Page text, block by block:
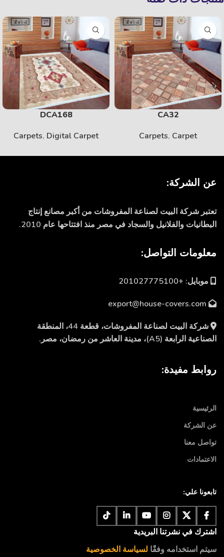
CA32
Carpets, Carpet
DCA168
Carpets, Digital Carpet
عن الشركة:
تعتبر شركة البيت لصناعة المفروشات من أكبر مصانع إنتاج
البطانيات والفلانيل والسجاد في مصر منذ افتتاحها عام 2010.
معلومات التواصل:
موبايل: +201027775100
شركة البيت لصناعة المفروشات، قطعة 44، المنطقة
الصناعية الرابعة (A5)، مدينة العاشر من رمضان، مصر.
روابط مفيدة:
الرئيسية
عن الشركة
تواصل معنا
الاعتمادات
تابعونا علي:
اشترك في نشرتنا البريدية
سيتم استخدامه وفقًا لسياسة الخصوصية